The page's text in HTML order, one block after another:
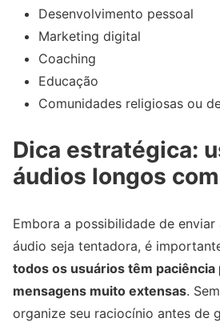
Desenvolvimento pessoal
Marketing digital
Coaching
Educação
Comunidades religiosas ou
Dica estratégica:
áudios longos
Embora a possibilidade de
áudio seja tentadora, é
todos os usuários têm paciência
mensagens muito extensas.
organize seu raciocínio antes de